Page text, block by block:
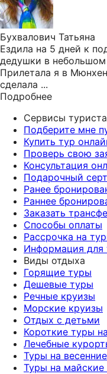
Бухвалович Татьяна
Ездила на 5 дней к
дедушки в
Прилетала я в
сделала ...
Подробнее
Сервисы
Подберите мне
Купить тур
Проверь свою
Консультация
Подарочный
Ранее
Раннее
Заказать
Способы оплаты
Рассрочка на
Информация для
Виды отдыха
Горящие туры
Дешевые туры
Речные круизы
Морские круизы
Отдых с детьми
Короткие туры
Лечебные
Туры на
Туры на майские